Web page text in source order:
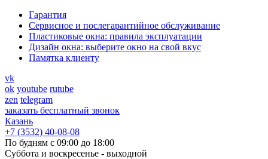
Гарантия
Cервисное и послегарантийное обслуживание
Пластиковые окна: правила эксплуатации
Дизайн окна: выберите окно на свой вкус
Памятка клиенту
vk
ok youtube rutube
zen telegram
заказать бесплатный звонок
Казань
+7 (3532) 40-08-08
По будням с 09:00 до 18:00
Суббота и воскресенье - выходной